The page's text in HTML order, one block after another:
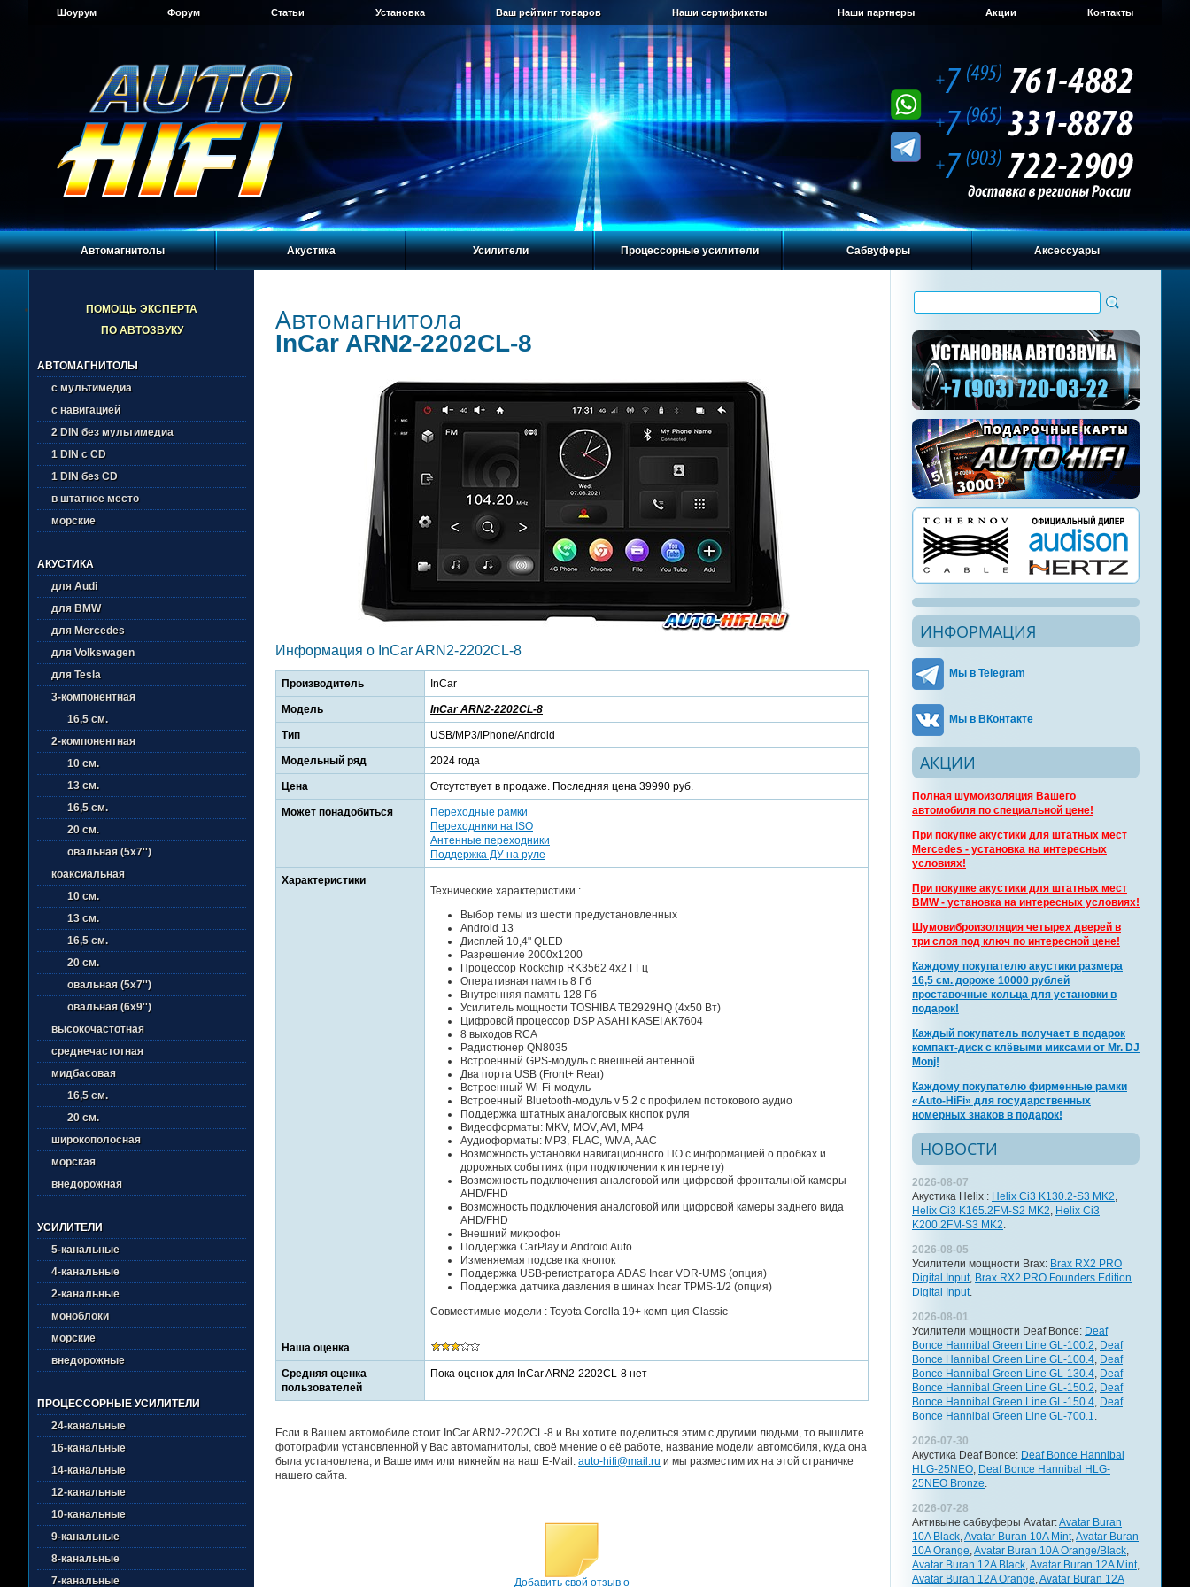
Шоурум Форум Статьи Установка Ваш рейтинг товаров Наши сертификаты Наши партнеры Акции Контакты
Автомагнитолы Акустика Усилители Процессорные усилители Сабвуферы Аксессуары
ПОМОЩЬ ЭКСПЕРТА
ПО АВТОЗВУКУ
АВТОМАГНИТОЛЫ
с мультимедиа
с навигацией
2 DIN без мультимедиа
1 DIN с CD
1 DIN без CD
в штатное место
морские
АКУСТИКА
для Audi
для BMW
для Mercedes
для Volkswagen
для Tesla
3-компонентная
16,5 см.
2-компонентная
10 см.
13 см.
16,5 см.
20 см.
овальная (5х7'')
коаксиальная
10 см.
13 см.
16,5 см.
20 см.
овальная (5х7'')
овальная (6х9'')
высокочастотная
среднечастотная
мидбасовая
16,5 см.
20 см.
широкополосная
морская
внедорожная
УСИЛИТЕЛИ
5-канальные
4-канальные
2-канальные
моноблоки
морские
внедорожные
ПРОЦЕССОРНЫЕ УСИЛИТЕЛИ
24-канальные
16-канальные
14-канальные
12-канальные
10-канальные
9-канальные
8-канальные
7-канальные
Автомагнитола
InCar ARN2-2202CL-8
Информация о InCar ARN2-2202CL-8
Производитель InCar
Модель InCar ARN2-2202CL-8
Тип USB/MP3/iPhone/Android
Модельный ряд 2024 года
Цена Отсутствует в продаже. Последняя цена 39990 руб.
Может понадобиться
Переходные рамки
Переходники на ISO
Антенные переходники
Поддержка ДУ на руле
Характеристики
Технические характеристики :
Выбор темы из шести предустановленных
Android 13
Дисплей 10,4" QLED
Разрешение 2000x1200
Процессор Rockchip RK3562 4x2 ГГц
Оперативная память 8 Гб
Внутренняя память 128 Гб
Усилитель мощности TOSHIBA TB2929HQ (4x50 Вт)
Цифровой процессор DSP ASAHI KASEI AK7604
8 выходов RCA
Радиотюнер QN8035
Встроенный GPS-модуль с внешней антенной
Два порта USB (Front+ Rear)
Встроенный Wi-Fi-модуль
Встроенный Bluetooth-модуль v 5.2 с профилем потокового аудио
Поддержка штатных аналоговых кнопок руля
Видеоформаты: MKV, MOV, AVI, MP4
Аудиоформаты: MP3, FLAC, WMA, AAC
Возможность установки навигационного ПО с информацией о пробках и
дорожных событиях (при подключении к интернету)
Возможность подключения аналоговой или цифровой фронтальной камеры
AHD/FHD
Возможность подключения аналоговой или цифровой камеры заднего вида
AHD/FHD
Внешний микрофон
Поддержка CarPlay и Android Auto
Изменяемая подсветка кнопок
Поддержка USB-регистратора ADAS Incar VDR-UMS (опция)
Поддержка датчика давления в шинах Incar TPMS-1/2 (опция)
Совместимые модели : Toyota Corolla 19+ комп-ция Classic
Наша оценка
Средняя оценка
пользователей
Пока оценок для InCar ARN2-2202CL-8 нет
Если в Вашем автомобиле стоит InCar ARN2-2202CL-8 и Вы хотите поделиться этим с другими людьми, то вышлите
фотографии установленной у Вас автомагнитолы, своё мнение о её работе, название модели автомобиля, куда она
была установлена, и Ваше имя или никнейм на наш E-Mail: auto-hifi@mail.ru и мы разместим их на этой страничке
нашего сайта.
Добавить свой отзыв о
ИНФОРМАЦИЯ
Мы в Telegram
Мы в ВКонтакте
АКЦИИ
Полная шумоизоляция Вашего
автомобиля по специальной цене!
При покупке акустики для штатных мест
Mercedes - установка на интересных
условиях!
При покупке акустики для штатных мест
BMW - установка на интересных условиях!
Шумовиброизоляция четырех дверей в
три слоя под ключ по интересной цене!
Каждому покупателю акустики размера
16,5 см. дороже 10000 рублей
проставочные кольца для установки в
подарок!
Каждый покупатель получает в подарок
компакт-диск с клёвыми миксами от Mr. DJ
Monj!
Каждому покупателю фирменные рамки
«Auto-HiFi» для государственных
номерных знаков в подарок!
НОВОСТИ
2026-08-07
Акустика Helix : Helix Ci3 K130.2-S3 MK2,
Helix Ci3 K165.2FM-S2 MK2, Helix Ci3
K200.2FM-S3 MK2.
2026-08-05
Усилители мощности Brax: Brax RX2 PRO
Digital Input, Brax RX2 PRO Founders Edition
Digital Input.
2026-08-01
Усилители мощности Deaf Bonce: Deaf
Bonce Hannibal Green Line GL-100.2, Deaf
Bonce Hannibal Green Line GL-100.4, Deaf
Bonce Hannibal Green Line GL-130.4, Deaf
Bonce Hannibal Green Line GL-150.2, Deaf
Bonce Hannibal Green Line GL-150.4, Deaf
Bonce Hannibal Green Line GL-700.1.
2026-07-30
Акустика Deaf Bonce: Deaf Bonce Hannibal
HLG-25NEO, Deaf Bonce Hannibal HLG-
25NEO Bronze.
2026-07-28
Активыне сабвуферы Avatar:Avatar Buran
10A Black,Avatar Buran 10A Mint,Avatar Buran
10A Orange,Avatar Buran 10A Orange/Black,
Avatar Buran 12A Black,Avatar Buran 12A Mint,
Avatar Buran 12A Orange,Avatar Buran 12A